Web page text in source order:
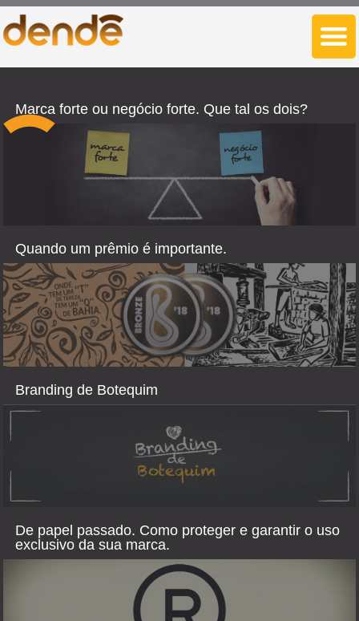
Marca forte ou negócio forte. Que tal os dois?
Quando um prêmio é importante.
Branding de Botequim
De papel passado. Como proteger e garantir o uso
exclusivo da sua marca.